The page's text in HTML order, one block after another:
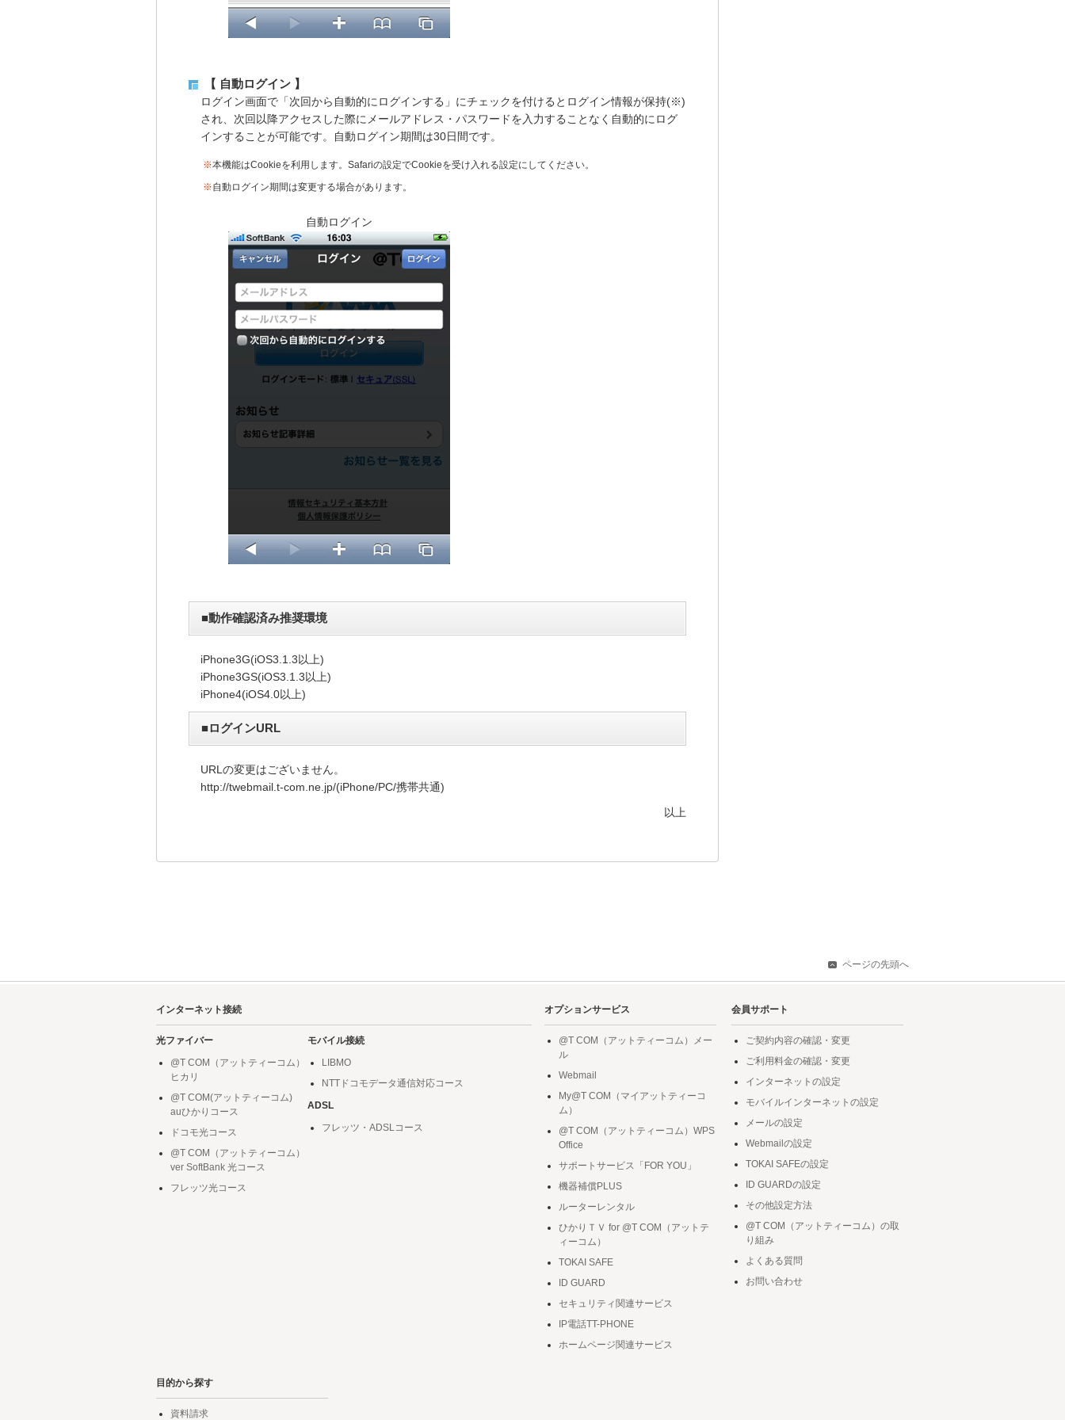
【 自動ログイン 】
ログイン画面で「次回から自動的にログインする」にチェックを付けるとログイン情報が保持(※)
され、次回以降アクセスした際にメールアドレス・パスワードを入力することなく自動的にログ
インすることが可能です。自動ログイン期間は30日間です。
※本機能はCookieを利用します。Safariの設定でCookieを受け入れる設定にしてください。
※自動ログイン期間は変更する場合があります。
自動ログイン
■動作確認済み推奨環境
iPhone3G(iOS3.1.3以上)
iPhone3GS(iOS3.1.3以上)
iPhone4(iOS4.0以上)
■ログインURL
URLの変更はございません。
http://twebmail.t-com.ne.jp/(iPhone/PC/携帯共通)
以上
ページの先頭へ
インターネット接続
光ファイバー
@T COM（アットティーコム）
ヒカリ
@T COM(アットティーコム)
auひかりコース
ドコモ光コース
@T COM（アットティーコム）
ver SoftBank 光コース
フレッツ光コース
モバイル接続
LIBMO
NTTドコモデータ通信対応コース
ADSL
フレッツ・ADSLコース
オプションサービス
@T COM（アットティーコム）メー
ル
Webmail
My@T COM（マイアットティーコ
ム）
@T COM（アットティーコム）WPS
Office
サポートサービス「FOR YOU」
機器補償PLUS
ルーターレンタル
ひかりＴＶ for @T COM（アットテ
ィーコム）
TOKAI SAFE
ID GUARD
セキュリティ関連サービス
IP電話TT-PHONE
ホームページ関連サービス
会員サポート
ご契約内容の確認・変更
ご利用料金の確認・変更
インターネットの設定
モバイルインターネットの設定
メールの設定
Webmailの設定
TOKAI SAFEの設定
ID GUARDの設定
その他設定方法
@T COM（アットティーコム）の取
り組み
よくある質問
お問い合わせ
目的から探す
資料請求